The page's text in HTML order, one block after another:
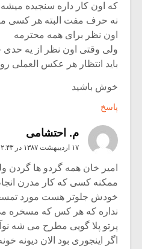
که اون کار داره سنجیده میشه
نه حرف مفت البته هر کسی
اون نظر برای همه محترمه
ولی وقتی اون نظر از یه حدی
باید انتظار هر عکس العملی
خوش باشید
پاسخ
م. احتشامی
۱۷ اردیبهشت ۱۳۸۷ در ۱۲:۴۳ ب٫ظ
امیر خان همه گردو ها
ممکنه کسی که کار مدرن
خودش جلوتر هست مورد
نداره که هر کس که مسخره
پرتو پلا گویی مطرح می شه
اگر اینجوری بود الان دیونه